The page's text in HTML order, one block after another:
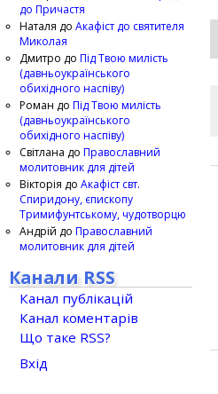
до Причастя
Наталя до Акафіст до святителя
Миколая
Дмитро до Під Твою милість
(давньоукраїнського
обихідного наспіву)
Роман до Під Твою милість
(давньоукраїнського
обихідного наспіву)
Світлана до Православний
молитовник для дітей
Вікторія до Акафіст свт.
Спиридону, єпископу
Тримифунтському, чудотворцю
Андрій до Православний
молитовник для дітей
Канали RSS
Канал публікацій
Канал коментарів
Що таке RSS?
Вхід